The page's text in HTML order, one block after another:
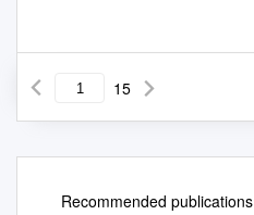
15
Recommended publications